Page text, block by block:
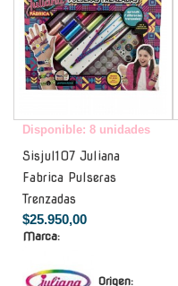
Disponible: 8 unidades
Sisjul107 Juliana
Fabrica Pulseras
Trenzadas
$25.950,00
Marca:
Origen: